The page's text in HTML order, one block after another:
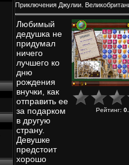
Приключения Джулии.
Любимый
дедушка не
придумал
ничего
лучшего ко
дню
рождения
внучки, как
отправить ее
за подарком
в другую
страну.
Девушке
предстоит
хорошо
Рейтинг: